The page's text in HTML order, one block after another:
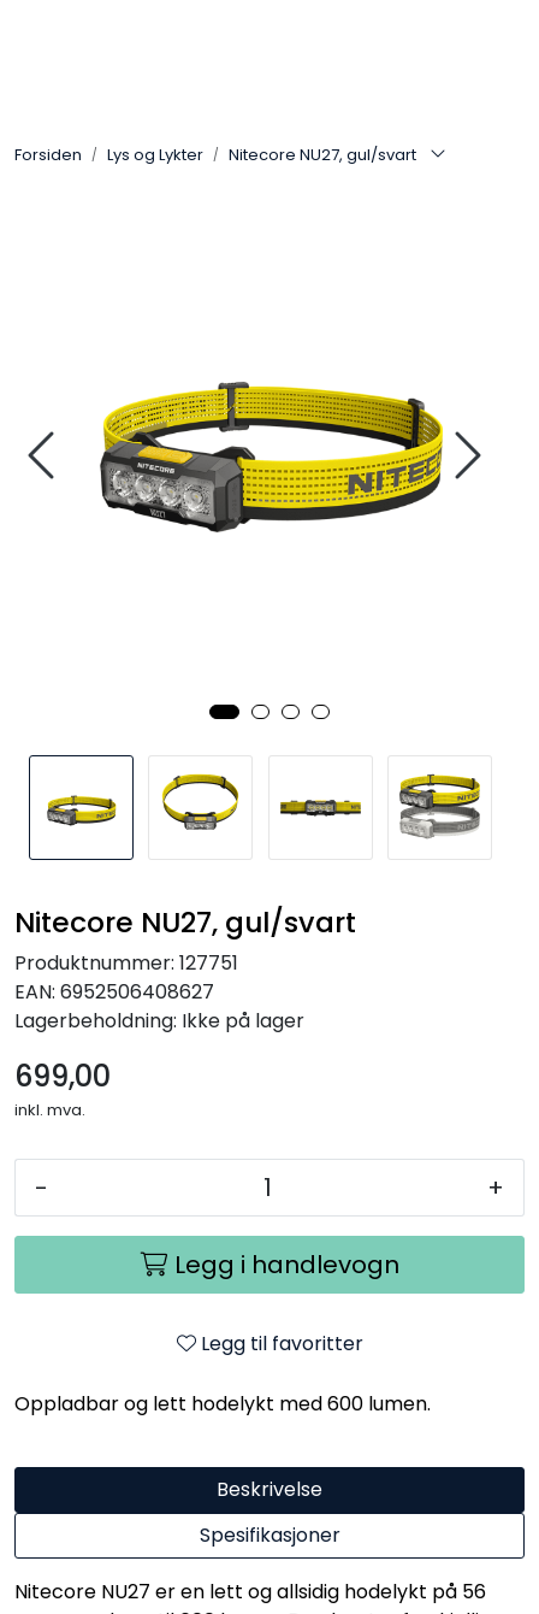
Forsiden Lys og Lykter Nitecore NU27, gul/svart
Nitecore NU27, gul/svart
Produktnummer: 127751
EAN: 6952506408627
Lagerbeholdning: Ikke på lager
699,00
inkl. mva.
- +
Legg i handlevogn
Legg til favoritter
Oppladbar og lett hodelykt med 600 lumen.
Beskrivelse
Spesifikasjoner
Nitecore NU27 er en lett og allsidig hodelykt på 56
Bekledning
Bagger og sekker